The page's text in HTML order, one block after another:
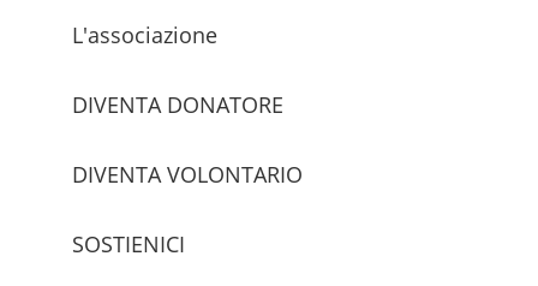
L'associazione
DIVENTA DONATORE
DIVENTA VOLONTARIO
SOSTIENICI